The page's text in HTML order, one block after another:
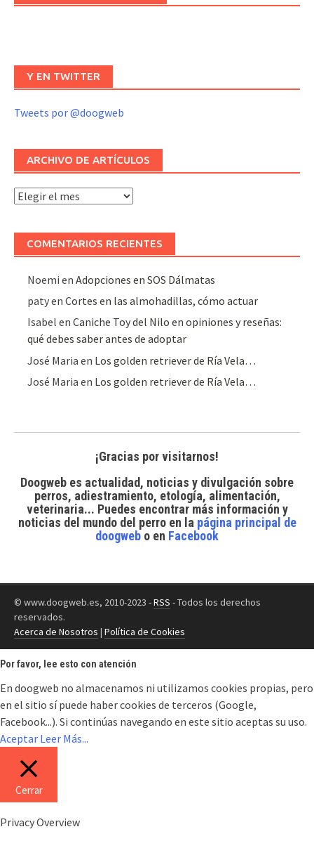
Y EN TWITTER
Tweets por @doogweb
ARCHIVO DE ARTÍCULOS
Archivo
COMENTARIOS RECIENTES
Noemi enAdopciones en SOS Dálmatas
patyenCortes en las almohadillas, cómo actuar
Isabel enCaniche Toy del Nilo en opiniones y reseñas:
qué debes saber antes de adoptar
José Maria en Los golden retriever de Ría Vela…
José Maria en Los golden retriever de Ría Vela…
¡Gracias por visitarnos!
Doogweb es actualidad, noticias y divulgación sobre
perros, adiestramiento, etología, alimentación,
veterinaria... Puedes encontrar más información y
noticias del mundo del perroen la página principal de
doogweb o en Facebook
© www.doogweb.es, 2010-2023 -RSS - Todos los derechos
reservados.
Acerca de Nosotros | Política de Cookies
Por favor, lee esto con atención
En doogweb no almacenamos ni utilizamos cookies propias, pero
en el sitio sí puede haber cookies de terceros (Google,
Facebook...). Si continúas navegando en este sitio aceptas su uso.
Aceptar Leer Más...
Cerrar
Privacy Overview